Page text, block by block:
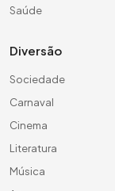
Saúde
Diversão
Sociedade
Carnaval
Cinema
Literatura
Música